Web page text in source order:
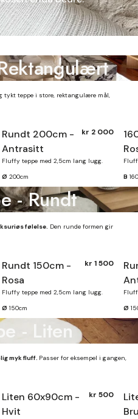
tykt teppe i store, rektangulære mål,
Rundt 200cm -
Antrasitt
kr 2 000
Fluffy teppe med 2,5cm lang lugg.
Ø 200cm
B
- Rundt
følelse. Den runde formen gir
Finnes på lager
Rundt 150cm -
Rosa
kr 1 500
Fluffy teppe med 2,5cm lang lugg.
Ø 150cm
Ø
- Liten
myk fluff. Passer for eksempel i gangen,
Finnes på lager
Liten 60x90cm -
Hvit
kr 500